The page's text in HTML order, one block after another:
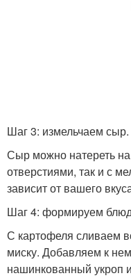
Шаг 3: измельчаем сыр.
Сыр можно натереть
отверстиями, так и с
зависит от вашего
Шаг 4: формируем
С картофеля сливаем
миску. Добавляем к
нашинкованный укроп